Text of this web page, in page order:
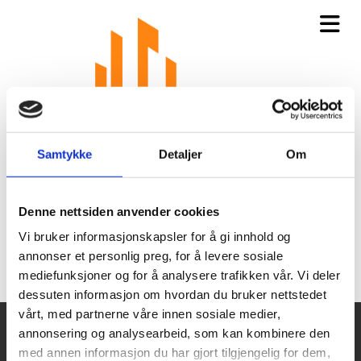
Samtykke Detaljer Om
Denne nettsiden anvender cookies
Vi bruker informasjonskapsler for å gi innhold og
annonser et personlig preg, for å levere sosiale
mediefunksjoner og for å analysere trafikken vår. Vi deler
dessuten informasjon om hvordan du bruker nettstedet
vårt, med partnerne våre innen sosiale medier,
annonsering og analysearbeid, som kan kombinere den
med annen informasjon du har gjort tilgjengelig for dem,
Bjerkebakken 81d
EG Prosjekt AS